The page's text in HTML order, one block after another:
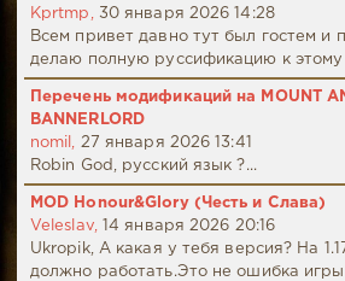
Kprtmp, 30 января 2026 14:28
Всем привет давно тут был гостем и
делаю полную руссификацию к этому
Перечень модификаций на MOUNT
BANNERLORD
nomil, 27 января 2026 13:41
Robin God, русский язык ?...
MOD Honour&Glory (Честь и Слава)
Veleslav,
14 января 2026 20:16
Ukropik, А какая у тебя версия? На
должно работать.Это не ошибка игры